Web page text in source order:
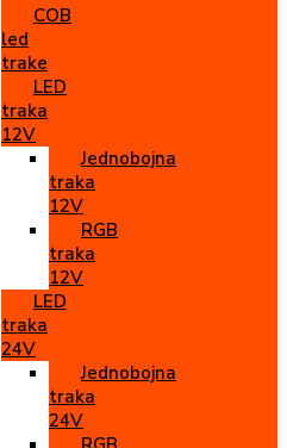
COB
led
trake
LED
traka
12V
Jednobojna
traka
12V
RGB
traka
12V
LED
traka
24V
Jednobojna
traka
24V